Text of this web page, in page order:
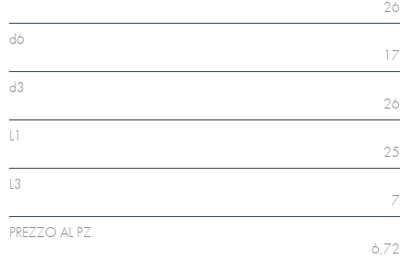
26
d6
17
d3
26
L1
25
L3
7
PREZZO AL PZ.
6,72